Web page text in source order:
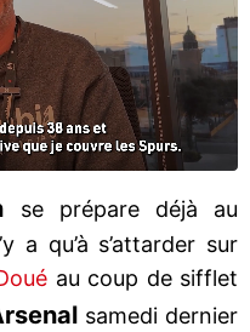
se prépare déjà au
a qu’à s’attarder sur
au coup de sifflet
samedi dernier